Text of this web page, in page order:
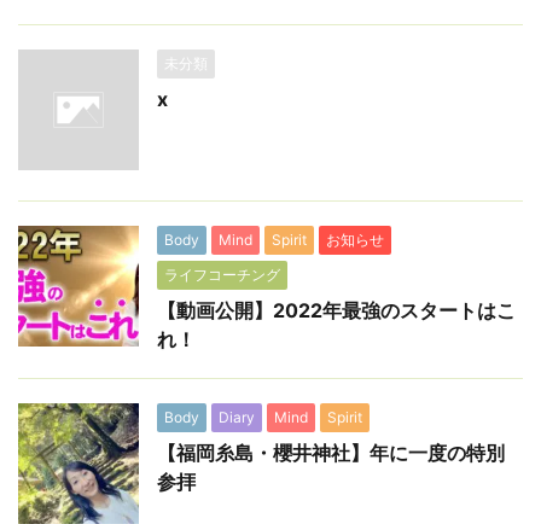
未分類
x
Body Mind Spirit
お知らせ
ライフコーチング
【動画公開】2022年最強のスタートはこ
れ！
Body Diary Mind Spirit
【福岡糸島・櫻井神社】年に一度の特別
参拝